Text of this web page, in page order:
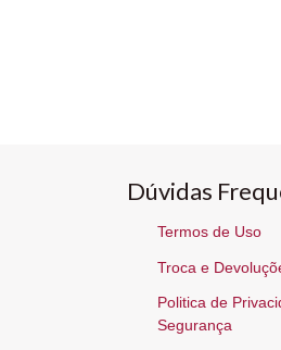
Dúvidas
Termos de Uso
Troca e
Politica de
Segurança